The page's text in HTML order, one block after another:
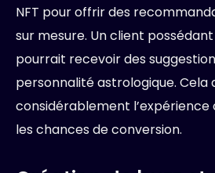
NFT pour offrir des
sur mesure. Un client
pourrait recevoir des
personnalité astrologique. Cela
considérablement
les chances de conversion.